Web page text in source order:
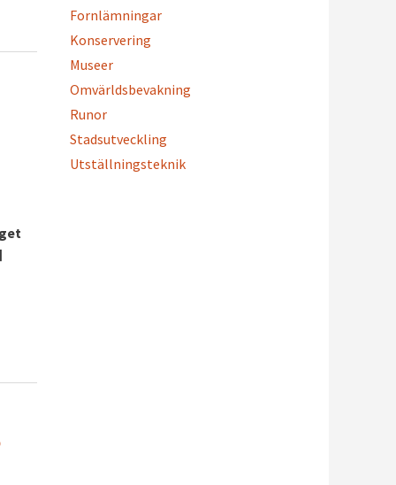
Fornlämningar
Konservering
Museer
Omvärldsbevakning
Runor
Stadsutveckling
Utställningsteknik